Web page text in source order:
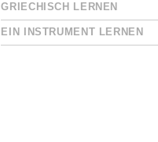
GRIECHISCH LERNEN
EIN INSTRUMENT LERNEN